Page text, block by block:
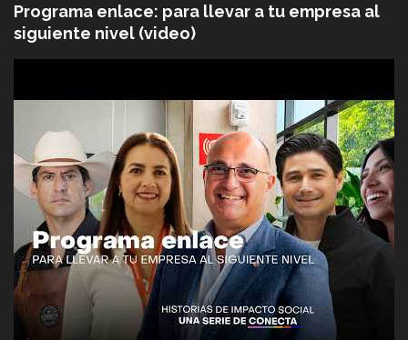
Programa enlace: para llevar a tu empresa al
siguiente nivel (video)